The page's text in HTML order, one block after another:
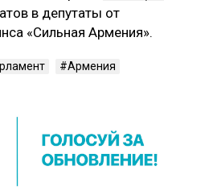
в депутаты от
«Сильная Армения».
Армения